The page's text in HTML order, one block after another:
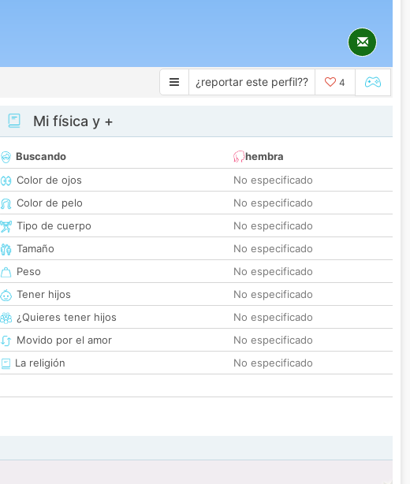
¿reportar este perfil?? 4
Mi física y +
Buscando
hembra
Color de ojos
No especificado
Color de pelo
No especificado
Tipo de cuerpo
No especificado
Tamaño
No especificado
Peso
No especificado
Tener hijos
No especificado
¿Quieres tener hijos
No especificado
Movido por el amor
No especificado
La religión
No especificado